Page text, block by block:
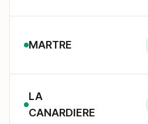
MARTRE
LA
CANARDIERE